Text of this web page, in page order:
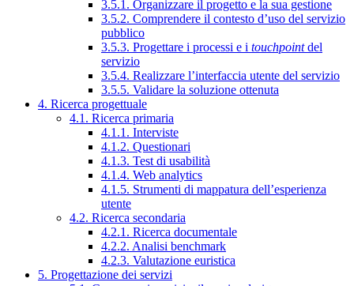
3.5.1. Organizzare il progetto e la sua gestione
3.5.2. Comprendere il contesto d’uso del servizio
pubblico
3.5.3. Progettare i processi e i touchpointdel
servizio
3.5.4. Realizzare l’interfaccia utente del servizio
3.5.5. Validare la soluzione ottenuta
4. Ricerca progettuale
4.1. Ricerca primaria
4.1.1. Interviste
4.1.2. Questionari
4.1.3. Test di usabilità
4.1.4. Web analytics
4.1.5. Strumenti di mappatura dell’esperienza
utente
4.2. Ricerca secondaria
4.2.1. Ricerca documentale
4.2.2. Analisi benchmark
4.2.3. Valutazione euristica
5. Progettazione dei servizi